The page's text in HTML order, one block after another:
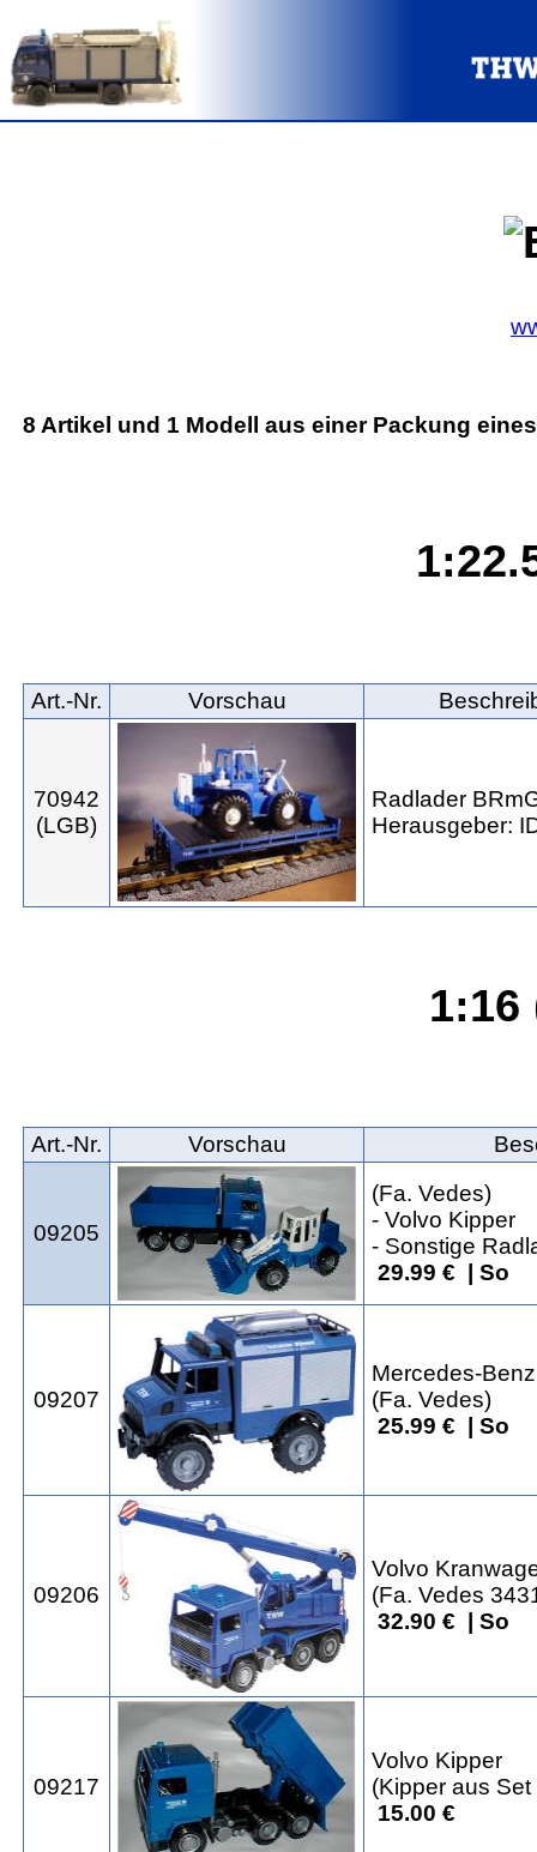
8 Artikel und 1 Modell aus einer Packung
Art.‑Nr. Vorschau
70942
(LGB)
Radlader
Herausgeber:
1:16
Art.‑Nr. Vorschau
09205
(Fa. Vedes)
- Volvo Kipper
- Sonstige
29.99 € | So
09207
Mercedes-
(Fa. Vedes)
25.99 € | So
09206
Volvo
(Fa. Vedes
32.90 € | So
09217
Volvo Kipper
(Kipper aus
15.00 €